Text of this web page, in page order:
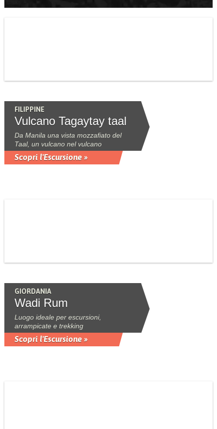
FILIPPINE
Vulcano Tagaytay taal
Da Manila una vista mozzafiato del
Taal, un vulcano nel vulcano
Scopri l'Escursione »
GIORDANIA
Wadi Rum
Luogo ideale per escursioni,
arrampicate e trekking
Scopri l'Escursione »